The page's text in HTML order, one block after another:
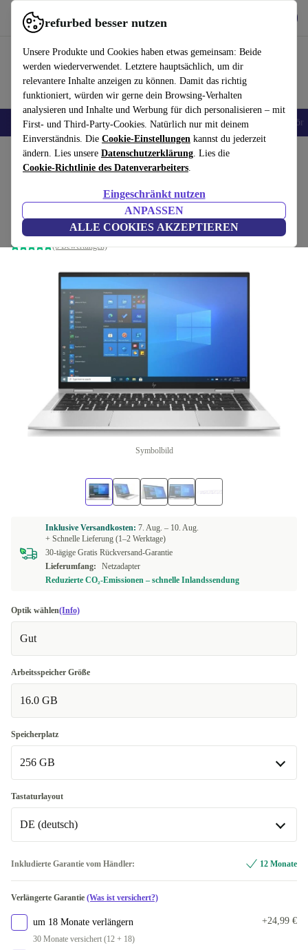
refurbed besser nutzen
Unsere Produkte und Cookies haben etwas gemeinsam: Beide
werden wiederverwendet. Letztere hauptsächlich, um dir
relevantere Inhalte anzeigen zu können. Damit das richtig
funktioniert, würden wir gerne dein Browsing-Verhalten
analysieren und Inhalte und Werbung für dich personalisieren – mit
First- und Third-Party-Cookies. Natürlich nur mit deinem
Einverständnis. Die Cookie-Einstellungen kannst du jederzeit
ändern. Lies unsere Datenschutzerklärung. Lies die
Cookie-Richtlinie des Datenverarbeiters.
Eingeschränkt nutzen
ANPASSEN
ALLE COOKIES AKZEPTIEREN
refurbed schnell und einfach nutzen
🎒 Back to school Handys Laptops Tablets Smartwatches Zubehör
Home Produkte Laptops HP Laptops
HP EliteBook x360 1040 G8 |
i7-1185G7 | 14-Zoll
16 GB | 256 GB SSD | Win 11 Pro | DE
(8 Bewertungen)
446,00 €
Neu: 2.579,00 €
Symbolbild
Inklusive Versandkosten: 7. Aug. – 10. Aug.
+ Schnelle Lieferung (1–2 Werktage)
30-tägige Gratis Rückversand-Garantie
Lieferumfang:
Netzadapter
Reduzierte CO₂-Emissionen – schnelle Inlandssendung
Optik wählen(Info)
Gut
Arbeitsspeicher Größe
16.0 GB
Speicherplatz
256 GB
256 GB
512 GB +30,00 €
Tastaturlayout
DE (deutsch)
In anderen Kombinationen verfügbar
Inkludierte Garantie vom Händler: 12 Monate
Verlängerte Garantie (Was ist versichert?)
um 18 Monate verlängern
30 Monate versichert (12 + 18)
+24,99 €